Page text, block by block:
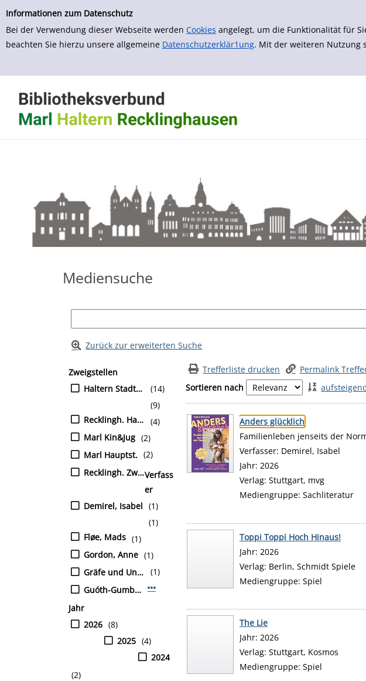
Informationen zum Datenschutz
Bei der Verwendung dieser Webseite werden Cookies angelegt, um die Funktionalität für
beachten Sie hierzu unsere allgemeine Datenschutzerklär1ung. Mit der weiteren Nutzung
zur Navigation springen
zum Inhalt springen
Zu den Suchfiltern springen
Zur Trefferliste springen
Mediensuche
Zurück zur erweiterten Suche
Suchfilter
Zur Trefferliste springen
Zweigstellen
Haltern Stadtbüch.
(14)
Recklingh. Hauptst.
(9)
Marl Kin&Jug
(4)
Marl Hauptst.
(2)
Recklingh. Zw-Süd
(2)
Verfass
er
Demirel, Isabel (1)
Fløe, Mads
(1)
Gordon, Anne
(1)
Gräfe und Unzer
(1)
Guóth-Gumberger, Márta
(1)
Mehr Verfasser-Filter anzeigen
Jahr
2026 (8)
2025 (4)
2024
(2)
Trefferliste drucken
Permalink
Sortieren nach
Suchergebnis
Zu den Suchfiltern springen
Anders glücklich
Familienleben jenseits der
Verfasser: Demirel, Isabel
Jahr: 2026
Verlag: Stuttgart, mvg
Mediengruppe: Sachliteratur
Toppi Toppi Hoch Hinaus!
Suche nach diesem Verfasser
Jahr: 2026
Verlag: Berlin, Schmidt Spiele
Mediengruppe: Spiel
The Lie
Suche nach diesem Verfasser
Jahr: 2026
Verlag: Stuttgart, Kosmos
Mediengruppe: Spiel